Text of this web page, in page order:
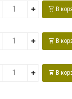
+ В
+ В
+ В